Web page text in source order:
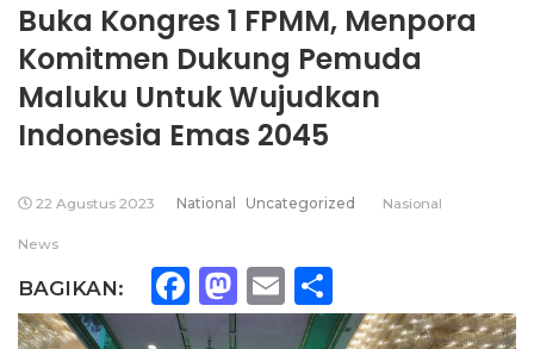
Buka Kongres 1 FPMM, Menpora
Komitmen Dukung Pemuda
Maluku Untuk Wujudkan
Indonesia Emas 2045
22 Agustus 2023 National Uncategorized Nasional
News
BAGIKAN: Facebook
Mastodon
Email